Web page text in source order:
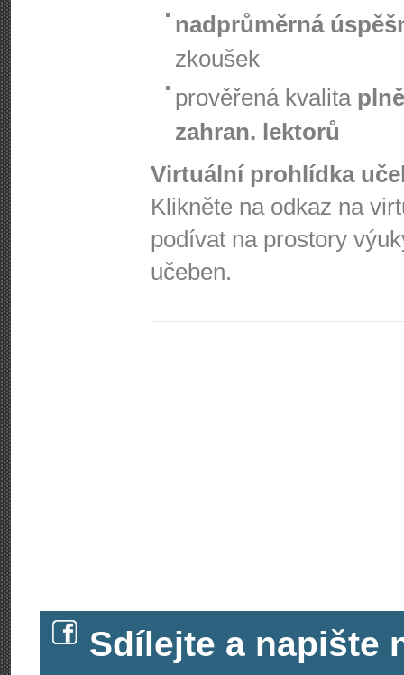
nadprůměrná
zkoušek
prověřená kvalita
zahran. lektorů
Virtuální prohlídka
Klikněte na odkaz na
podívat na prostory
učeben.
Sdílejte a napište